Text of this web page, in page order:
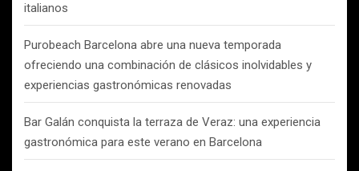
italianos
Purobeach Barcelona abre una nueva temporada
ofreciendo una combinación de clásicos inolvidables y
experiencias gastronómicas renovadas
Bar Galán conquista la terraza de Veraz: una experiencia
gastronómica para este verano en Barcelona